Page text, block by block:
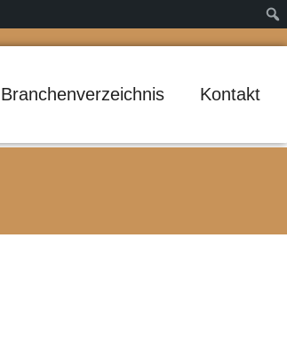
Branchenverzeichnis Kontakt